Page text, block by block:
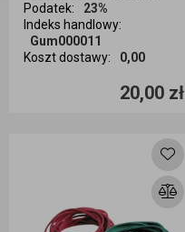
Podatek:
23%
Indeks handlowy:
Gum000011
Koszt dostawy: 0,00
20,00 zł
Ilość sztuk